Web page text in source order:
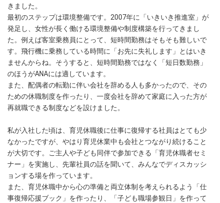
きました。
最初のステップは環境整備です。2007年に「いきいき推進室」が
発足し、女性が長く働ける環境整備や制度構築を行ってきまし
た。例えば客室乗務員にとって、短時間勤務はそもそも難しいで
す。飛行機に乗務している時間に「お先に失礼します」とはいき
ませんからね。そうすると、短時間勤務ではなく「短日数勤務」
のほうがANAには適しています。
また、配偶者の転勤に伴い会社を辞める人も多かったので、その
ための休職制度を作ったり、一度会社を辞めて家庭に入った方が
再就職できる制度などを設けました。
私が入社した頃は、育児休職後に仕事に復帰する社員はとても少
なかったですが、やはり育児休業中も会社とつながり続けること
が大切です。ご主人や子ども同伴で参加できる「育児休職者セミ
ナー」を実施し、先輩社員の話を聞いて、みんなでディスカッシ
ョンする場を作っています。
また、育児休職中から心の準備と両立体制を考えられるよう「仕
事復帰応援ブック」を作ったり、「子ども職場参観日」を作って